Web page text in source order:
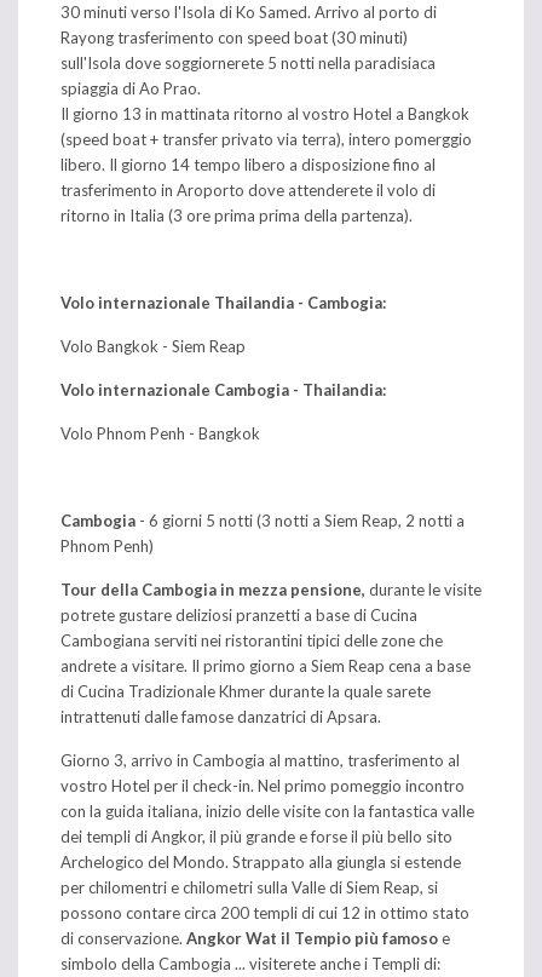
30 minuti verso l'Isola di Ko Samed. Arrivo al porto di
Rayong trasferimento con speed boat (30 minuti)
sull'Isola dove soggiornerete 5 notti nella paradisiaca
spiaggia di Ao Prao.
Il giorno 13 in mattinata ritorno al vostro Hotel a Bangkok
(speed boat + transfer privato via terra), intero pomerggio
libero. Il giorno 14 tempo libero a disposizione fino al
trasferimento in Aroporto dove attenderete il volo di
ritorno in Italia (3 ore prima prima della partenza).
Volo internazionale Thailandia - Cambogia:
Volo Bangkok - Siem Reap
Volo internazionale Cambogia - Thailandia:
Volo Phnom Penh - Bangkok
Cambogia - 6 giorni 5 notti (3 notti a Siem Reap, 2 notti a
Phnom Penh)
Tour della Cambogia in mezza pensione, durante le visite
potrete gustare deliziosi pranzetti a base di Cucina
Cambogiana serviti nei ristorantini tipici delle zone che
andrete a visitare. Il primo giorno a Siem Reap cena a base
di Cucina Tradizionale Khmer durante la quale sarete
intrattenuti dalle famose danzatrici di Apsara.
Giorno 3, arrivo in Cambogia al mattino, trasferimento al
vostro Hotel per il check-in. Nel primo pomeggio incontro
con la guida italiana, inizio delle visite con la fantastica valle
dei templi di Angkor, il più grande e forse il più bello sito
Archelogico del Mondo. Strappato alla giungla si estende
per chilomentri e chilometri sulla Valle di Siem Reap, si
possono contare circa 200 templi di cui 12 in ottimo stato
di conservazione. Angkor Wat il Tempio più famosoe
simbolo della Cambogia ... visiterete anche i Templi di: